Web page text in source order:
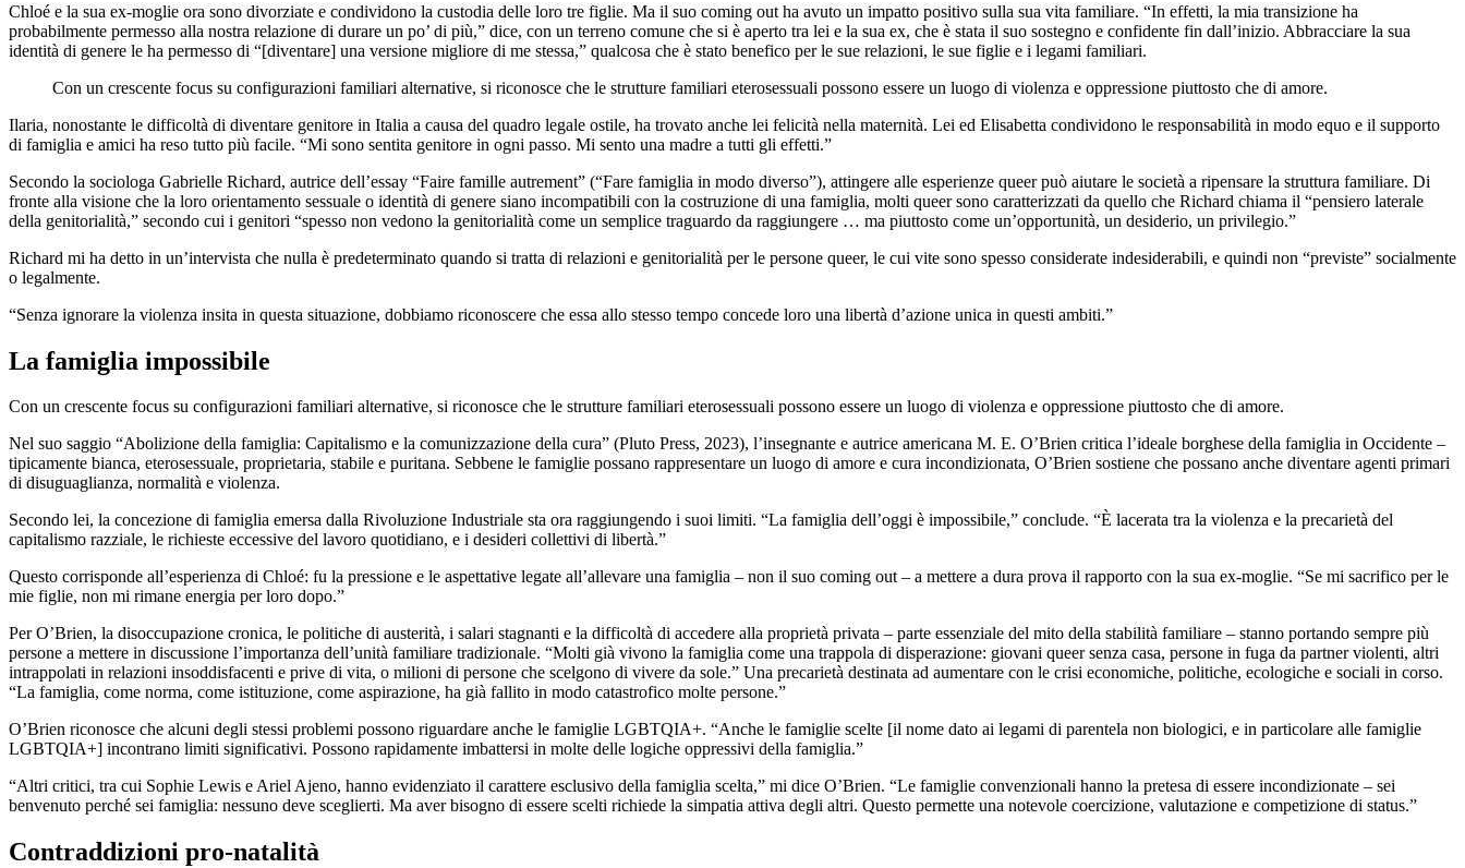
Chloé e la sua ex-moglie ora sono divorziate e condividono la custodia delle loro tre figlie. Ma il suo coming out ha avuto un impatto positivo sulla sua vita familiare. “In effetti, la mia transizione ha
probabilmente permesso alla nostra relazione di durare un po’ di più,” dice, con un terreno comune che si è aperto tra lei e la sua ex, che è stata il suo sostegno e confidente fin dall’inizio. Abbracciare la sua
identità di genere le ha permesso di “[diventare] una versione migliore di me stessa,” qualcosa che è stato benefico per le sue relazioni, le sue figlie e i legami familiari.
Con un crescente focus su configurazioni familiari alternative, si riconosce che le strutture familiari eterosessuali possono essere un luogo di violenza e oppressione piuttosto che di amore.
Ilaria, nonostante le difficoltà di diventare genitore in Italia a causa del quadro legale ostile, ha trovato anche lei felicità nella maternità. Lei ed Elisabetta condividono le responsabilità in modo equo e il supporto
di famiglia e amici ha reso tutto più facile. “Mi sono sentita genitore in ogni passo. Mi sento una madre a tutti gli effetti.”
Secondo la sociologa Gabrielle Richard, autrice dell’essay “Faire famille autrement” (“Fare famiglia in modo diverso”), attingere alle esperienze queer può aiutare le società a ripensare la struttura familiare. Di
fronte alla visione che la loro orientamento sessuale o identità di genere siano incompatibili con la costruzione di una famiglia, molti queer sono caratterizzati da quello che Richard chiama il “pensiero laterale
della genitorialità,” secondo cui i genitori “spesso non vedono la genitorialità come un semplice traguardo da raggiungere … ma piuttosto come un’opportunità, un desiderio, un privilegio.”
Richard mi ha detto in un’intervista che nulla è predeterminato quando si tratta di relazioni e genitorialità per le persone queer, le cui vite sono spesso considerate indesiderabili, e quindi non “previste” socialmente
o legalmente.
“Senza ignorare la violenza insita in questa situazione, dobbiamo riconoscere che essa allo stesso tempo concede loro una libertà d’azione unica in questi ambiti.”
La famiglia impossibile
Con un crescente focus su configurazioni familiari alternative, si riconosce che le strutture familiari eterosessuali possono essere un luogo di violenza e oppressione piuttosto che di amore.
Nel suo saggio “Abolizione della famiglia: Capitalismo e la comunizzazione della cura” (Pluto Press, 2023), l’insegnante e autrice americana M. E. O’Brien critica l’ideale borghese della famiglia in Occidente –
tipicamente bianca, eterosessuale, proprietaria, stabile e puritana. Sebbene le famiglie possano rappresentare un luogo di amore e cura incondizionata, O’Brien sostiene che possano anche diventare agenti primari
di disuguaglianza, normalità e violenza.
Secondo lei, la concezione di famiglia emersa dalla Rivoluzione Industriale sta ora raggiungendo i suoi limiti. “La famiglia dell’oggi è impossibile,” conclude. “È lacerata tra la violenza e la precarietà del
capitalismo razziale, le richieste eccessive del lavoro quotidiano, e i desideri collettivi di libertà.”
Questo corrisponde all’esperienza di Chloé: fu la pressione e le aspettative legate all’allevare una famiglia – non il suo coming out – a mettere a dura prova il rapporto con la sua ex-moglie. “Se mi sacrifico per le
mie figlie, non mi rimane energia per loro dopo.”
Per O’Brien, la disoccupazione cronica, le politiche di austerità, i salari stagnanti e la difficoltà di accedere alla proprietà privata – parte essenziale del mito della stabilità familiare – stanno portando sempre più
persone a mettere in discussione l’importanza dell’unità familiare tradizionale. “Molti già vivono la famiglia come una trappola di disperazione: giovani queer senza casa, persone in fuga da partner violenti, altri
intrappolati in relazioni insoddisfacenti e prive di vita, o milioni di persone che scelgono di vivere da sole.” Una precarietà destinata ad aumentare con le crisi economiche, politiche, ecologiche e sociali in corso.
“La famiglia, come norma, come istituzione, come aspirazione, ha già fallito in modo catastrofico molte persone.”
O’Brien riconosce che alcuni degli stessi problemi possono riguardare anche le famiglie LGBTQIA+. “Anche le famiglie scelte [il nome dato ai legami di parentela non biologici, e in particolare alle famiglie
LGBTQIA+] incontrano limiti significativi. Possono rapidamente imbattersi in molte delle logiche oppressivi della famiglia.”
“Altri critici, tra cui Sophie Lewis e Ariel Ajeno, hanno evidenziato il carattere esclusivo della famiglia scelta,” mi dice O’Brien. “Le famiglie convenzionali hanno la pretesa di essere incondizionate – sei
benvenuto perché sei famiglia: nessuno deve sceglierti. Ma aver bisogno di essere scelti richiede la simpatia attiva degli altri. Questo permette una notevole coercizione, valutazione e competizione di status.”
Contraddizioni pro-natalità